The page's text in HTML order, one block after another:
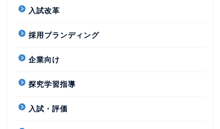
入試改革
採用ブランディング
企業向け
探究学習指導
入試・評価